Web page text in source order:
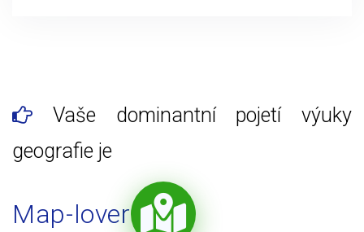
Vaše dominantní pojetí výuky
geografie je
Map-lover